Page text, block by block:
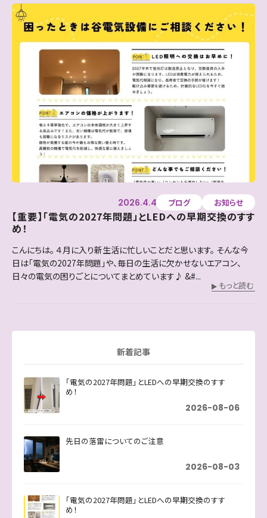
【重要】「電気の2027年問題」とLEDへの早期交換のすす
め！
2026.4.4 ブログ お知らせ
こんにちは。 ４月に入り新生活に忙しいことだと思います。 そんな今
日は「電気の2027年問題」や、毎日の生活に欠かせないエアコン、
日々の電気の困りごとについてまとめています♪ &#...
もっと読む
新着記事
「電気の2027年問題」とLEDへの早期交換のすす
め！
2026-08-06
先日の落雷についてのご注意
2026-08-03
「電気の2027年問題」とLEDへの早期交換のすす
め！